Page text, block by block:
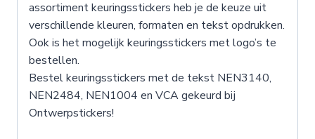
assortiment keuringsstickers heb je de keuze uit
verschillende kleuren, formaten en tekst opdrukken.
Ook is het mogelijk keuringsstickers met logo’s te
bestellen.
Bestel keuringsstickers met de tekst NEN3140,
NEN2484, NEN1004 en VCA gekeurd bij
Ontwerpstickers!